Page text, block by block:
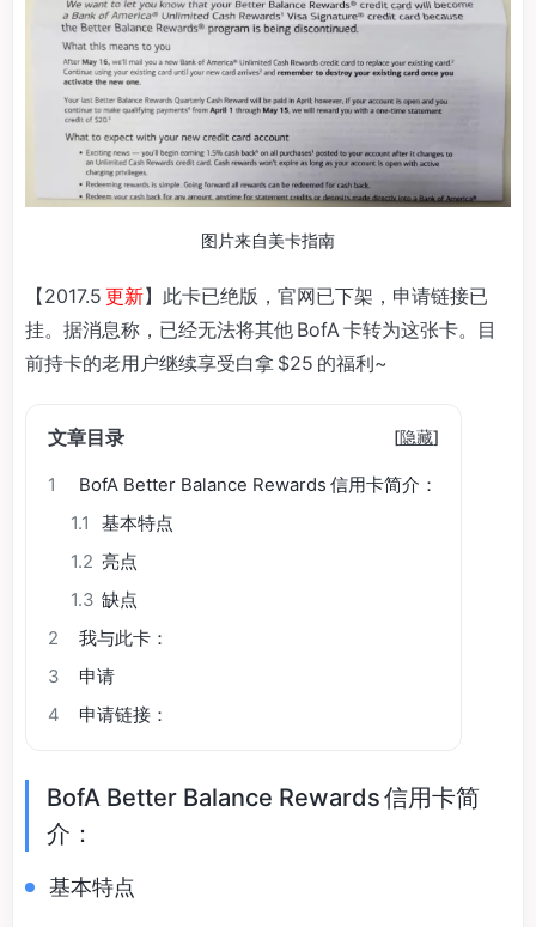
图片来自美卡指南
【2017.5 更新】此卡已绝版，官网已下架，申请链接已
挂。据消息称，已经无法将其他 BofA 卡转为这张卡。目
前持卡的老用户继续享受白拿 $25 的福利~
文章目录 [隐藏]
1
BofA Better Balance Rewards 信用卡简介：
1.1
基本特点
1.2 亮点
1.3 缺点
2
我与此卡：
3
申请
4
申请链接：
BofA Better Balance Rewards 信用卡简
介：
基本特点